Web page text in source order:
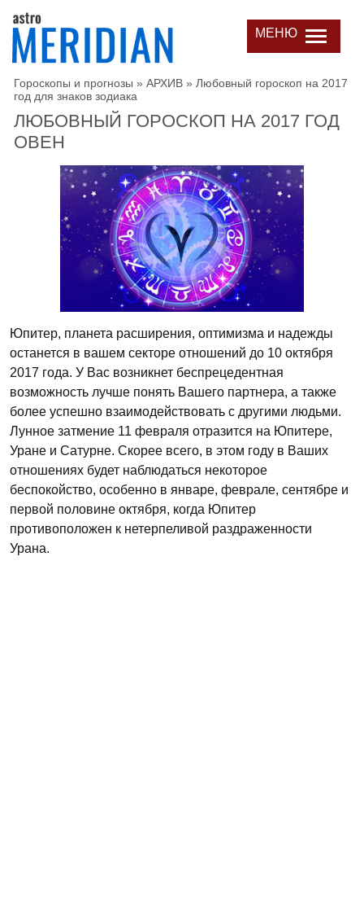
МЕНЮ
Гороскопы и прогнозы » АРХИВ » Любовный гороскоп на 2017
год для знаков зодиака
ЛЮБОВНЫЙ ГОРОСКОП НА 2017 ГОД
ОВЕН
Юпитер, планета расширения, оптимизма и надежды
останется в вашем секторе отношений до 10 октября
2017 года. У Вас возникнет беспрецедентная
возможность лучше понять Вашего партнера, а также
более успешно взаимодействовать с другими людьми.
Лунное затмение 11 февраля отразится на Юпитере,
Уране и Сатурне. Скорее всего, в этом году в Ваших
отношениях будет наблюдаться некоторое
беспокойство, особенно в январе, феврале, сентябре и
первой половине октября, когда Юпитер
противоположен к нетерпеливой раздраженности
Урана.